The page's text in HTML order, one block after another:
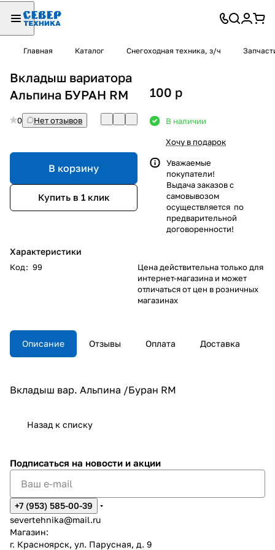
Главная Каталог Снегоходная техника, з/ч
Вкладыш вариатора
Альпина БУРАН RM
0 Нет отзывов
В корзину
Купить в 1 клик
Характеристики
Код: 99
100 p
В наличии
Хочу в подарок
Уважаемые
покупатели!
Выдача заказов с
самовывозом
осуществляется по
предварительной
договоренности!
Цена действительна только для
интернет-магазина и может
отличаться от цен в розничных
магазинах
Описание Отзывы Оплата Доставка
Вкладыш вар. Альпина /Буран RM
Назад к списку
Подписаться на новости и акции
+7 (953) 585-00-39
severtehnika@mail.ru
Магазин:
г. Красноярск, ул. Парусная, д. 9